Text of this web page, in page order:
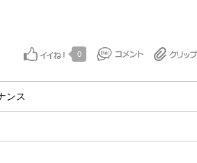
0
ンス